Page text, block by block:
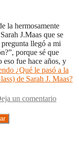
la hermosamente
J.Maas que se
llegó a mi
porque sé que
eso fue hace años, y
¿Qué le pasó a la
de Sarah J. Maas?
un comentario